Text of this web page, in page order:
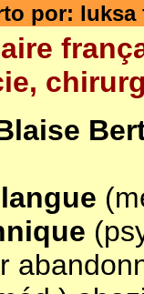
por: